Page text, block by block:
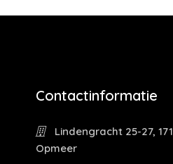
Contactinformatie
Lindengracht 25-27,
Opmeer